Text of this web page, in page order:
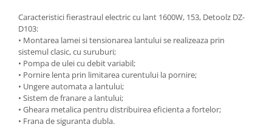
Ingrasaminte plante - FLORI
Ingrasaminte plante - FLORI - GEL
Casa, Gradina
Accesorii agricole
Accesorii gard electric
Accesorii irigat
Caracteristici fierastraul electric cu lant 1600W, 153, Detoolz DZ-
D103:
• Montarea lamei si tensionarea lantului se realizeaza prin
sistemul clasic, cu suruburi;
• Pompa de ulei cu debit variabil;
• Pornire lenta prin limitarea curentului la pornire;
• Ungere automata a lantului;
• Sistem de franare a lantului;
• Gheara metalica pentru distribuirea eficienta a fortelor;
• Frana de siguranta dubla.